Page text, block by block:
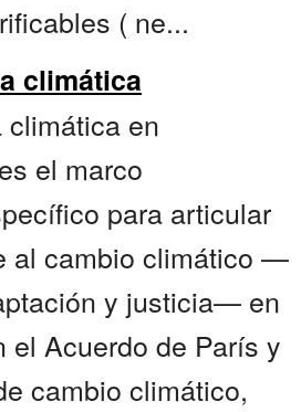
( ne...
climática
climática en
el marco
para articular
al cambio climático —
y justicia— en
el Acuerdo de París y
cambio climático,